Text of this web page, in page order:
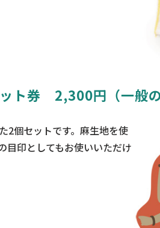
ト券 2,300円（一般
2個セットです。麻生地を使
目印としてもお使いいただけ